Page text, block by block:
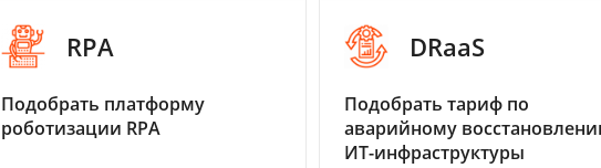
RPA
Подобрать платформу
роботизации RPA
DRaaS
Подобрать тариф по
аварийному
ИТ-инфраструктуры